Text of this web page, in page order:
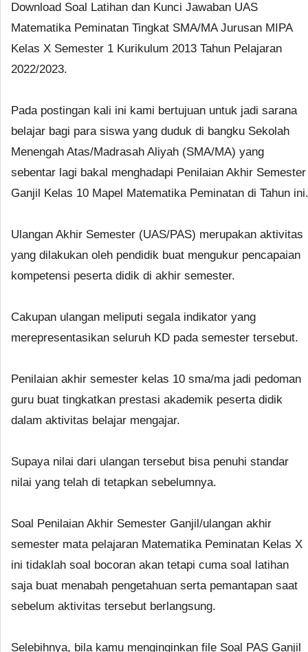
Download Soal Latihan dan Kunci Jawaban UAS
Matematika Peminatan Tingkat SMA/MA Jurusan MIPA
Kelas X Semester 1 Kurikulum 2013 Tahun Pelajaran
2022/2023.
Pada postingan kali ini kami bertujuan untuk jadi sarana
belajar bagi para siswa yang duduk di bangku Sekolah
Menengah Atas/Madrasah Aliyah (SMA/MA) yang
sebentar lagi bakal menghadapi Penilaian Akhir Semester
Ganjil Kelas 10 Mapel Matematika Peminatan di Tahun ini.
Ulangan Akhir Semester (UAS/PAS) merupakan aktivitas
yang dilakukan oleh pendidik buat mengukur pencapaian
kompetensi peserta didik di akhir semester.
Cakupan ulangan meliputi segala indikator yang
merepresentasikan seluruh KD pada semester tersebut.
Penilaian akhir semester kelas 10 sma/ma jadi pedoman
guru buat tingkatkan prestasi akademik peserta didik
dalam aktivitas belajar mengajar.
Supaya nilai dari ulangan tersebut bisa penuhi standar
nilai yang telah di tetapkan sebelumnya.
Soal Penilaian Akhir Semester Ganjil/ulangan akhir
semester mata pelajaran Matematika Peminatan Kelas X
ini tidaklah soal bocoran akan tetapi cuma soal latihan
saja buat menabah pengetahuan serta pemantapan saat
sebelum aktivitas tersebut berlangsung.
Selebihnya, bila kamu menginginkan file Soal PAS Ganjil